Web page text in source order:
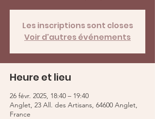
Les inscriptions sont closes
Voir d'autres événements
Heure et lieu
26 févr. 2025, 18:40 – 19:40
Anglet, 23 All. des Artisans, 64600 Anglet,
France